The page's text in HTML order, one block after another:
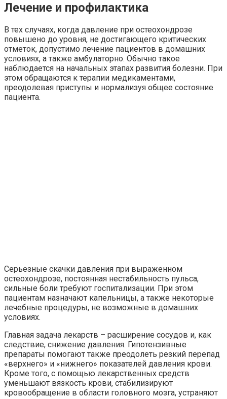
Лечение и профилактика
В тех случаях, когда давление при остеохондрозе
повышено до уровня, не достигающего критических
отметок, допустимо лечение пациентов в домашних
условиях, а также амбулаторно. Обычно такое
наблюдается на начальных этапах развития болезни. При
этом обращаются к терапии медикаментами,
преодолевая приступы и нормализуя общее состояние
пациента.
Серьезные скачки давления при выраженном
остеохондрозе, постоянная нестабильность пульса,
сильные боли требуют госпитализации. При этом
пациентам назначают капельницы, а также некоторые
лечебные процедуры, не возможные в домашних
условиях.
Главная задача лекарств – расширение сосудов и, как
следствие, снижение давления. Гипотензивные
препараты помогают также преодолеть резкий перепад
«верхнего» и «нижнего» показателей давления крови.
Кроме того, с помощью лекарственных средств
уменьшают вязкость крови, стабилизируют
кровообращение в области головного мозга, устраняют